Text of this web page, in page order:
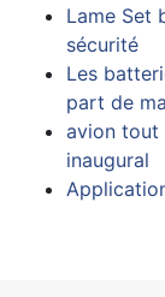
Lame Set
sécurité
Les
part de
avion tout
inaugural